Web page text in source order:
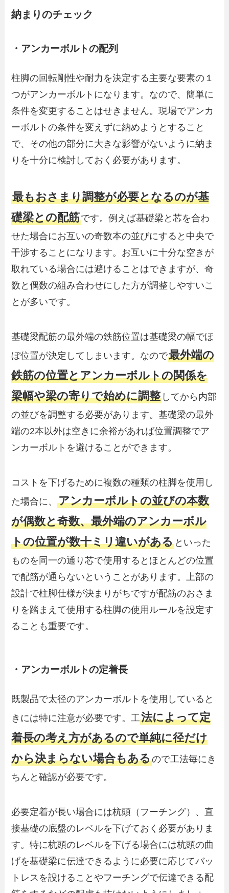
納まりのチェック
・アンカーボルトの配列
柱脚の回転剛性や耐力を決定する主要な要素の１
つがアンカーボルトになります。なので、簡単に
条件を変更することはせきません。現場でアンカ
ーボルトの条件を変えずに納めようとすること
で、その他の部分に大きな影響がないように納ま
りを十分に検討しておく必要があります。
最もおさまり調整が必要となるのが基
礎梁との配筋です。例えば基礎梁と芯を合わ
せた場合にお互いの奇数本の並びにすると中央で
干渉することになります。お互いに十分な空きが
取れている場合には避けることはできますが、奇
数と偶数の組み合わせにした方が調整しやすいこ
とが多いです。
基礎梁配筋の最外端の鉄筋位置は基礎梁の幅でほ
ぼ位置が決定してしまいます。なので最外端の
鉄筋の位置とアンカーボルトの関係を
梁幅や梁の寄りで始めに調整 してから内部
の並びを調整する必要があります。基礎梁の最外
端の2本以外は空きに余裕があれば位置調整でア
ンカーボルトを避けることができます。
コストを下げるために複数の種類の柱脚を使用し
た場合に、アンカーボルトの並びの本数
が偶数と奇数、最外端のアンカーボル
トの位置が数十ミリ違いがある といった
ものを同一の通り芯で使用するとほとんどの位置
で配筋が通らないということがあります。上部の
設計で柱脚仕様が決まりがちですが配筋のおさま
りを踏まえて使用する柱脚の使用ルールを設定す
ることも重要です。
・アンカーボルトの定着長
既製品で太径のアンカーボルトを使用していると
きには特に注意が必要です。工法によって定
着長の考え方があるので単純に径だけ
から決まらない場合もあるので工法毎にき
ちんと確認が必要です。
必要定着が長い場合には杭頭（フーチング）、直
接基礎の底盤のレベルを下げておく必要がありま
す。特に杭頭のレベルを下げる場合には杭頭の曲
げを基礎梁に伝達できるように必要に応じてバッ
トレスを設けることやフーチングで伝達できる配